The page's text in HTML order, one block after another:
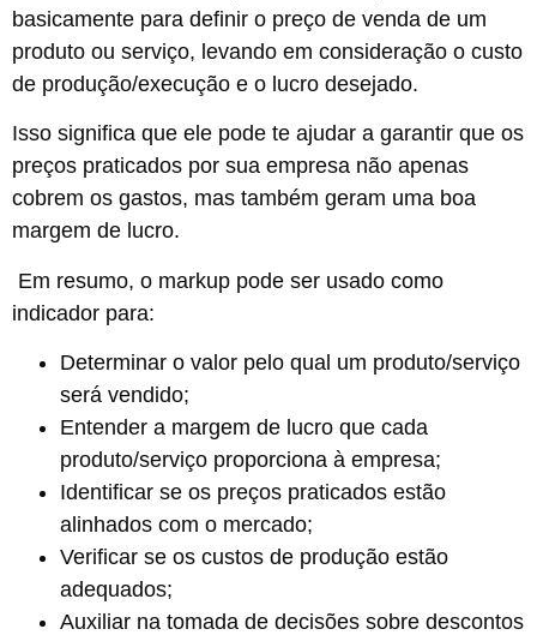
basicamente para definir o preço de venda de um
produto ou serviço, levando em consideração o custo
de produção/execução e o lucro desejado.
Isso significa que ele pode te ajudar a garantir que os
preços praticados por sua empresa não apenas
cobrem os gastos, mas também geram uma boa
margem de lucro.
Em resumo, o markup pode ser usado como
indicador para:
Determinar o valor pelo qual um produto/serviço
será vendido;
Entender a margem de lucro que cada
produto/serviço proporciona à empresa;
Identificar se os preços praticados estão
alinhados com o mercado;
Verificar se os custos de produção estão
adequados;
Auxiliar na tomada de decisões sobre descontos